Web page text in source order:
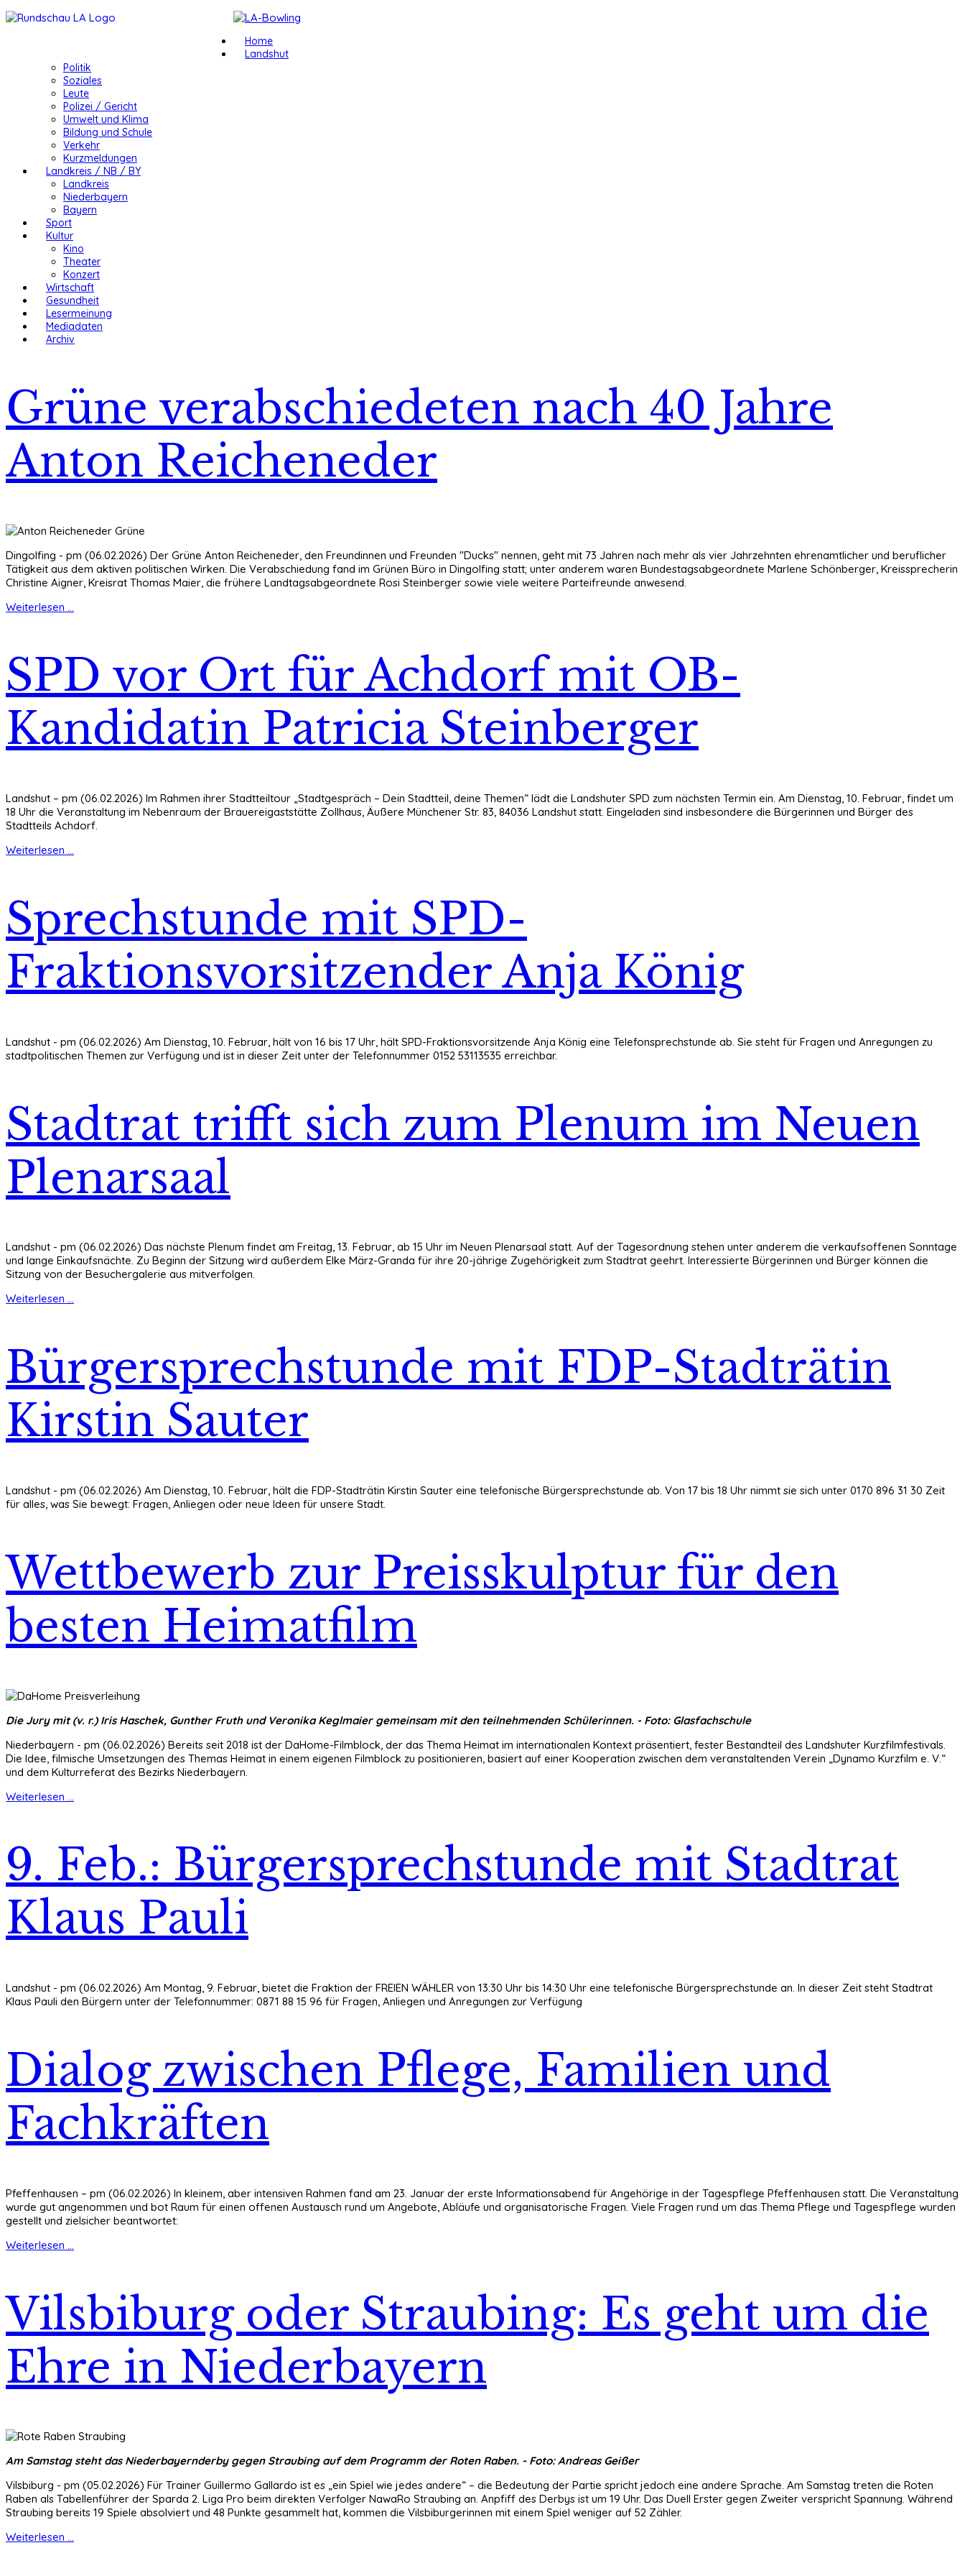
Home
Landshut
Politik
Soziales
Leute
Polizei / Gericht
Umwelt und Klima
Bildung und Schule
Verkehr
Kurzmeldungen
Landkreis / NB / BY
Landkreis
Niederbayern
Bayern
Sport
Kultur
Kino
Theater
Konzert
Wirtschaft
Gesundheit
Lesermeinung
Mediadaten
Archiv
Grüne verabschiedeten nach 40 Jahre
Anton Reicheneder
Dingolfing - pm (06.02.2026) Der Grüne Anton Reicheneder, den Freundinnen und Freunden "Ducks" nennen, geht mit 73 Jahren nach mehr als vier Jahrzehnten ehrenamtlicher und beruflicher
Tätigkeit aus dem aktiven politischen Wirken. Die Verabschiedung fand im Grünen Büro in Dingolfing statt; unter anderem waren Bundestagsabgeordnete Marlene Schönberger, Kreissprecherin
Christine Aigner, Kreisrat Thomas Maier, die frühere Landtagsabgeordnete Rosi Steinberger sowie viele weitere Parteifreunde anwesend.
Weiterlesen ...
SPD vor Ort für Achdorf mit OB-
Kandidatin Patricia Steinberger
Landshut – pm (06.02.2026) Im Rahmen ihrer Stadtteiltour „Stadtgespräch – Dein Stadtteil, deine Themen“ lädt die Landshuter SPD zum nächsten Termin ein. Am Dienstag, 10. Februar, findet um
18 Uhr die Veranstaltung im Nebenraum der Brauereigaststätte Zollhaus, Äußere Münchener Str. 83, 84036 Landshut statt. Eingeladen sind insbesondere die Bürgerinnen und Bürger des
Stadtteils Achdorf.
Weiterlesen ...
Sprechstunde mit SPD-
Fraktionsvorsitzender Anja König
Landshut - pm (06.02.2026) Am Dienstag, 10. Februar, hält von 16 bis 17 Uhr, hält SPD-Fraktionsvorsitzende Anja König eine Telefonsprechstunde ab. Sie steht für Fragen und Anregungen zu
stadtpolitischen Themen zur Verfügung und ist in dieser Zeit unter der Telefonnummer 0152 53113535 erreichbar.
Stadtrat trifft sich zum Plenum im Neuen
Plenarsaal
Landshut - pm (06.02.2026) Das nächste Plenum findet am Freitag, 13. Februar, ab 15 Uhr im Neuen Plenarsaal statt. Auf der Tagesordnung stehen unter anderem die verkaufsoffenen Sonntage
und lange Einkaufsnächte. Zu Beginn der Sitzung wird außerdem Elke März-Granda für ihre 20-jährige Zugehörigkeit zum Stadtrat geehrt. Interessierte Bürgerinnen und Bürger können die
Sitzung von der Besuchergalerie aus mitverfolgen.
Weiterlesen ...
Bürgersprechstunde mit FDP-Stadträtin
Kirstin Sauter
Landshut - pm (06.02.2026) Am Dienstag, 10. Februar, hält die FDP-Stadträtin Kirstin Sauter eine telefonische Bürgersprechstunde ab. Von 17 bis 18 Uhr nimmt sie sich unter 0170 896 31 30 Zeit
für alles, was Sie bewegt: Fragen, Anliegen oder neue Ideen für unsere Stadt.
Wettbewerb zur Preisskulptur für den
besten Heimatfilm
Die Jury mit (v. r.) Iris Haschek, Gunther Fruth und Veronika Keglmaier gemeinsam mit den teilnehmenden Schülerinnen. - Foto: Glasfachschule
Niederbayern - pm (06.02.2026) Bereits seit 2018 ist der DaHome-Filmblock, der das Thema Heimat im internationalen Kontext präsentiert, fester Bestandteil des Landshuter Kurzfilmfestivals.
Die Idee, filmische Umsetzungen des Themas Heimat in einem eigenen Filmblock zu positionieren, basiert auf einer Kooperation zwischen dem veranstaltenden Verein „Dynamo Kurzfilm e. V.“
und dem Kulturreferat des Bezirks Niederbayern.
Weiterlesen ...
9. Feb.: Bürgersprechstunde mit Stadtrat
Klaus Pauli
Landshut - pm (06.02.2026) Am Montag, 9. Februar, bietet die Fraktion der FREIEN WÄHLER von 13:30 Uhr bis 14:30 Uhr eine telefonische Bürgersprechstunde an. In dieser Zeit steht Stadtrat
Klaus Pauli den Bürgern unter der Telefonnummer: 0871 88 15 96 für Fragen, Anliegen und Anregungen zur Verfügung
Dialog zwischen Pflege, Familien und
Fachkräften
Pfeffenhausen – pm (06.02.2026) In kleinem, aber intensiven Rahmen fand am 23. Januar der erste Informationsabend für Angehörige in der Tagespflege Pfeffenhausen statt. Die Veranstaltung
wurde gut angenommen und bot Raum für einen offenen Austausch rund um Angebote, Abläufe und organisatorische Fragen. Viele Fragen rund um das Thema Pflege und Tagespflege wurden
gestellt und zielsicher beantwortet:
Weiterlesen ...
Vilsbiburg oder Straubing: Es geht um die
Ehre in Niederbayern
Am Samstag steht das Niederbayernderby gegen Straubing auf dem Programm der Roten Raben. - Foto: Andreas Geißer
Vilsbiburg - pm (05.02.2026) Für Trainer Guillermo Gallardo ist es „ein Spiel wie jedes andere“ – die Bedeutung der Partie spricht jedoch eine andere Sprache. Am Samstag treten die Roten
Raben als Tabellenführer der Sparda 2. Liga Pro beim direkten Verfolger NawaRo Straubing an. Anpfiff des Derbys ist um 19 Uhr. Das Duell Erster gegen Zweiter verspricht Spannung. Während
Straubing bereits 19 Spiele absolviert und 48 Punkte gesammelt hat, kommen die Vilsbiburgerinnen mit einem Spiel weniger auf 52 Zähler.
Weiterlesen ...